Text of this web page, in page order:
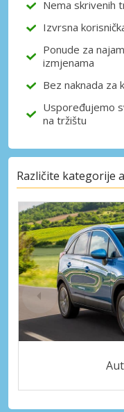
Nema skrivenih
Izvrsna
Ponude za
izmjenama
Bez naknada za
Uspoređujemo
na tržištu
Različite kategorije